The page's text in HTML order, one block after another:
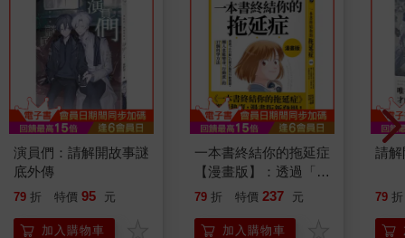
演員們：請解開故事謎
底外傳
79 折 特價 95 元
加入購物車
一本書終結你的拖延症
【漫畫版】：透過「小
行動」打開大腦的行動
「行動派」的37個科
79 折 特價 237 元
加入購物車
請解
79 折